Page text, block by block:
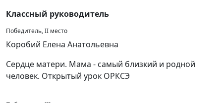
Классный руководитель
Победитель, II место
Коробий Елена Анатольевна
Сердце матери. Мама - самый близкий и родной
человек. Открытый урок ОРКСЭ